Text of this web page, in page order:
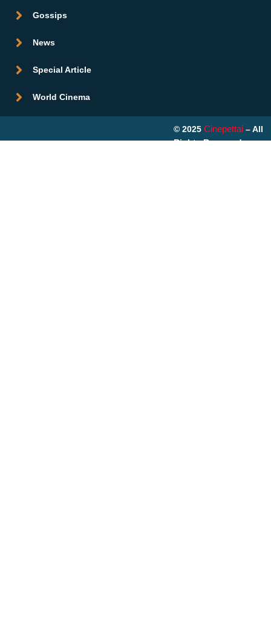
Gossips
News
Special Article
World Cinema
© 2025 Cinepettai – All
Rights Reserved